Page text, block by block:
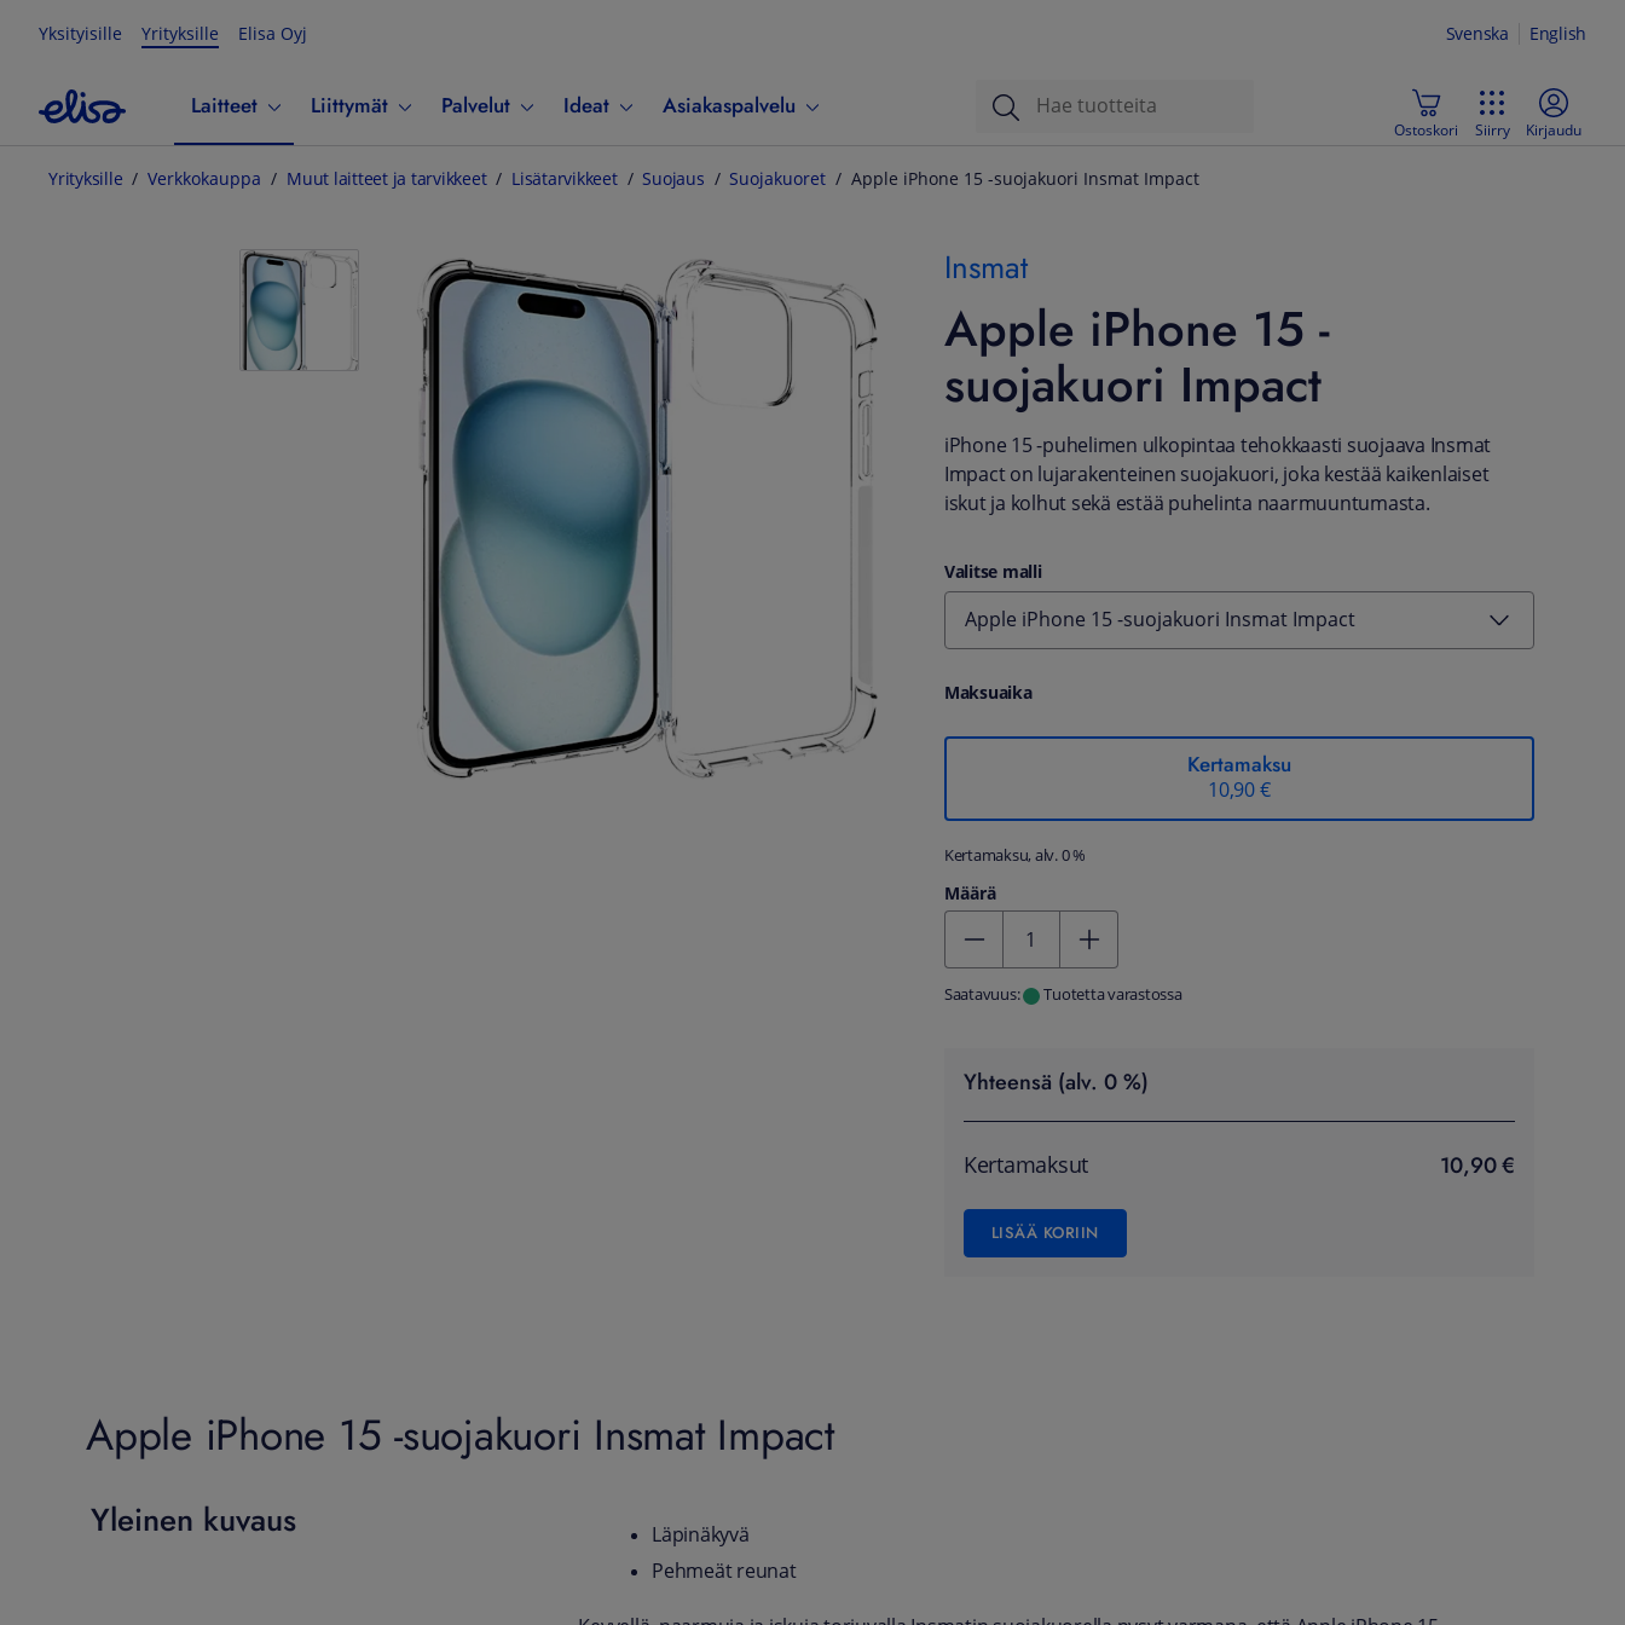
Yksityisille Yrityksille Elisa Oyj Svenska English
Laitteet Liittymät Palvelut Ideat Asiakaspalvelu
Ostoskori Siirry Kirjaudu
Yrityksille Verkkokauppa Muut laitteet ja tarvikkeet Lisätarvikkeet Suojaus Suojakuoret Apple iPhone 15 -suojakuori Insmat Impact
Insmat
Apple iPhone 15 -
suojakuori Impact
iPhone 15 -puhelimen ulkopintaa tehokkaasti suojaava Insmat
Impact on lujarakenteinen suojakuori, joka kestää kaikenlaiset
iskut ja kolhut sekä estää puhelinta naarmuuntumasta.
Valitse malli
Apple iPhone 15 -suojakuori Insmat Impact
Maksuaika
Kertamaksu
10,90 €
Kertamaksu, alv. 0 %
Määrä
Saatavuus: Tuotetta varastossa
Yhteensä (alv. 0 %)
Kertamaksut 10,90 €
LISÄÄ KORIIN
Apple iPhone 15 -suojakuori Insmat Impact
Yleinen kuvaus
Läpinäkyvä
Pehmeät reunat